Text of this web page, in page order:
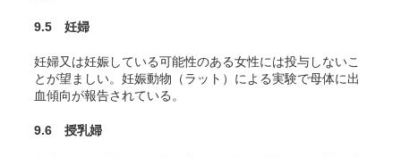
9.5 妊婦
妊婦又は妊娠している可能性のある女性には投与しないこ
とが望ましい。妊娠動物（ラット）による実験で母体に出
血傾向が報告されている。
9.6 授乳婦